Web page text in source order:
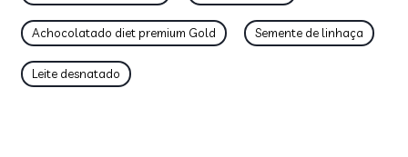
Achocolatado diet premium Gold Semente de linhaça
Leite desnatado